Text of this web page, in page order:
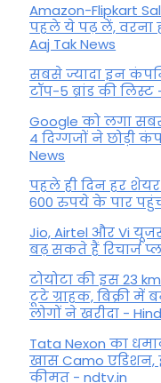
Amazon-Flipkart
पहले ये पढ़ लें, वरना
Aaj Tak News
सबसे ज्यादा इन
टॉप-5 ब्रांड की लिस्ट
Google को लगा
4 दिग्गजों ने छोड़ी
News
पहले ही दिन हर
600 रुपये के पार
Jio, Airtel और Vi
बढ़ सकते हैं रिचार्ज
टोयोटा की इस 23
टूटे ग्राहक, बिक्री में
लोगों ने खरीदा -
Tata Nexon का
खास Camo
कीमत - ndtv.in